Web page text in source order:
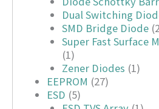
Dual Switching
SMD Bridge Diode
Super Fast Surface
(1)
Zener Diodes (1)
EEPROM (27)
ESD (5)